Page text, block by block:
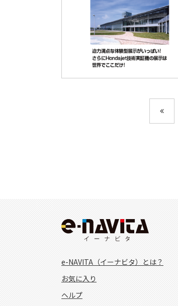
e-NAVITA（イーナビタ）とは？
お気に入り
ヘルプ